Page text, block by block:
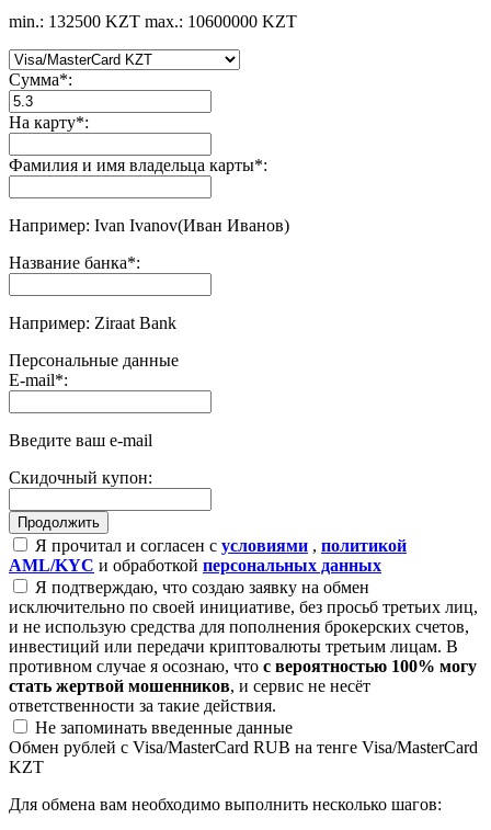
min.: 132500 KZT max.: 10600000 KZT
Сумма*:
На карту*:
Фамилия и имя владельца карты*:
Например: Ivan Ivanov(Иван Иванов)
Название банка*:
Например: Ziraat Bank
Персональные данные
E-mail*:
Введите ваш e-mail
Скидочный купон:
Я прочитал и согласен с условиями , политикой
AML/KYC и обработкой персональных данных
Я подтверждаю, что создаю заявку на обмен
исключительно по своей инициативе, без просьб третьих лиц,
и не использую средства для пополнения брокерских счетов,
инвестиций или передачи криптовалюты третьим лицам. В
противном случае я осознаю, что с вероятностью 100% могу
стать жертвой мошенников, и сервис не несёт
ответственности за такие действия.
Не запоминать введенные данные
Обмен рублей с Visa/MasterCard RUB на тенге Visa/MasterCard
KZT
Для обмена вам необходимо выполнить несколько шагов: